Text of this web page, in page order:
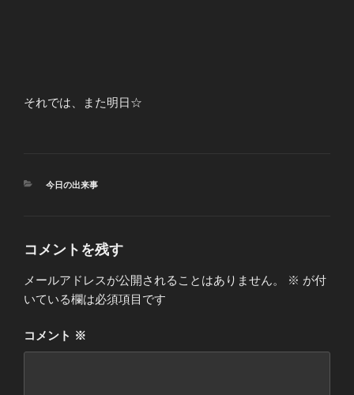
それでは、また明日☆
カ
今日の出来事
コメントを残す
メールアドレスが公開されることはありません。 ※ が付
いている欄は必須項目です
コメント ※